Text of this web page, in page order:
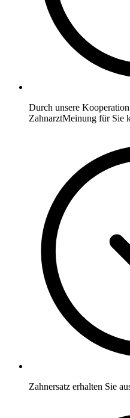
Durch unsere
ZahnarztMeinung für Sie
Zahnersatz erhalten Sie